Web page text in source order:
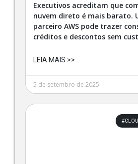
Executivos acreditam que
nuvem direto é mais barato.
parceiro AWS pode trazer
créditos e descontos sem
LEIA MAIS >>
5 de setembro de 2025